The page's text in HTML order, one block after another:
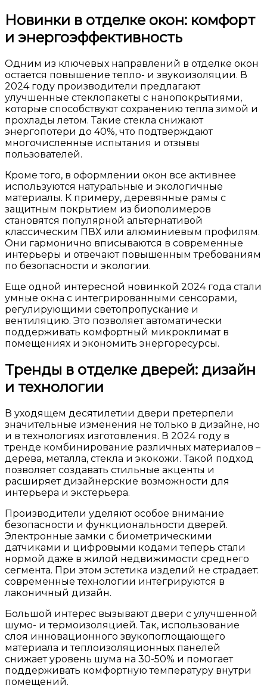
Новинки в отделке окон: комфорт
и энергоэффективность
Одним из ключевых направлений в отделке окон
остается повышение тепло- и звукоизоляции. В
2024 году производители предлагают
улучшенные стеклопакеты с нанопокрытиями,
которые способствуют сохранению тепла зимой и
прохлады летом. Такие стекла снижают
энергопотери до 40%, что подтверждают
многочисленные испытания и отзывы
пользователей.
Кроме того, в оформлении окон все активнее
используются натуральные и экологичные
материалы. К примеру, деревянные рамы с
защитным покрытием из биополимеров
становятся популярной альтернативой
классическим ПВХ или алюминиевым профилям.
Они гармонично вписываются в современные
интерьеры и отвечают повышенным требованиям
по безопасности и экологии.
Еще одной интересной новинкой 2024 года стали
умные окна с интегрированными сенсорами,
регулирующими светопропускание и
вентиляцию. Это позволяет автоматически
поддерживать комфортный микроклимат в
помещениях и экономить энергоресурсы.
Тренды в отделке дверей: дизайн
и технологии
В уходящем десятилетии двери претерпели
значительные изменения не только в дизайне, но
и в технологиях изготовления. В 2024 году в
тренде комбинирование различных материалов –
дерева, металла, стекла и экокожи. Такой подход
позволяет создавать стильные акценты и
расширяет дизайнерские возможности для
интерьера и экстерьера.
Производители уделяют особое внимание
безопасности и функциональности дверей.
Электронные замки с биометрическими
датчиками и цифровыми кодами теперь стали
нормой даже в жилой недвижимости среднего
сегмента. При этом эстетика изделий не страдает:
современные технологии интегрируются в
лаконичный дизайн.
Большой интерес вызывают двери с улучшенной
шумо- и термоизоляцией. Так, использование
слоя инновационного звукопоглощающего
материала и теплоизоляционных панелей
снижает уровень шума на 30-50% и помогает
поддерживать комфортную температуру внутри
помещений.